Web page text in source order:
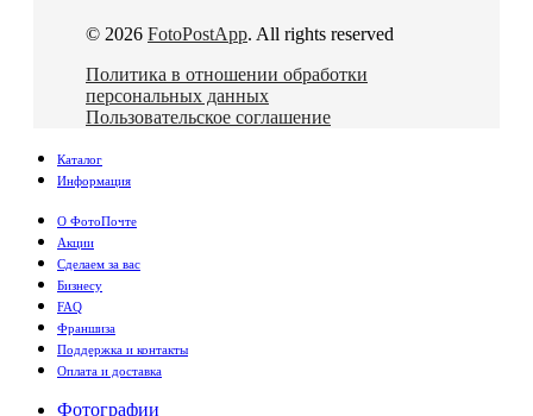
© 2026 FotoPostApp. All rights reserved
Политика в отношении обработки
персональных данных
Пользовательское соглашение
Каталог
Информация
О ФотоПочте
Акции
Сделаем за вас
Бизнесу
FAQ
Франшиза
Поддержка и контакты
Оплата и доставка
Фотографии